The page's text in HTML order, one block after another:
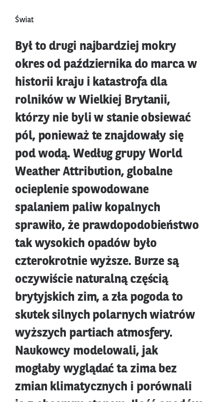
Świat
Był to drugi najbardziej mokry
okres od października do marca w
historii kraju i katastrofa dla
rolników w Wielkiej Brytanii,
którzy nie byli w stanie obsiewać
pól, ponieważ te znajdowały się
pod wodą. Według grupy World
Weather Attribution, globalne
ocieplenie spowodowane
spalaniem paliw kopalnych
sprawiło, że prawdopodobieństwo
tak wysokich opadów było
czterokrotnie wyższe. Burze są
oczywiście naturalną częścią
brytyjskich zim, a zła pogoda to
skutek silnych polarnych wiatrów
wyższych partiach atmosfery.
Naukowcy modelowali, jak
mogłaby wyglądać ta zima bez
zmian klimatycznych i porównali